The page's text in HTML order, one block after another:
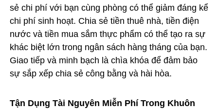
sẻ chi phí với bạn cùng phòng có thể giảm đáng kể
chi phí sinh hoạt. Chia sẻ tiền thuê nhà, tiền điện
nước và tiền mua sắm thực phẩm có thể tạo ra sự
khác biệt lớn trong ngân sách hàng tháng của bạn.
Giao tiếp và minh bạch là chìa khóa để đảm bảo
sự sắp xếp chia sẻ công bằng và hài hòa.
Tận Dụng Tài Nguyên Miễn Phí Trong Khuôn